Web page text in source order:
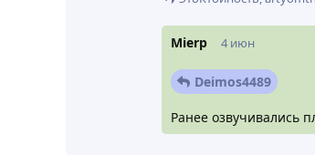
Mierp 4 июн
Deimos4489
Ранее озвучивались
что остается просто